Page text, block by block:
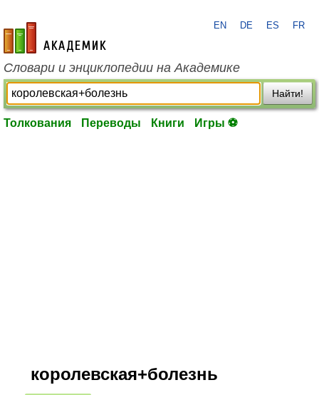
academic.ru
EN DE ES FR
Словари и энциклопедии на Академике
Найти!
Толкования Переводы Книги Игры ⚽
королевская+болезнь